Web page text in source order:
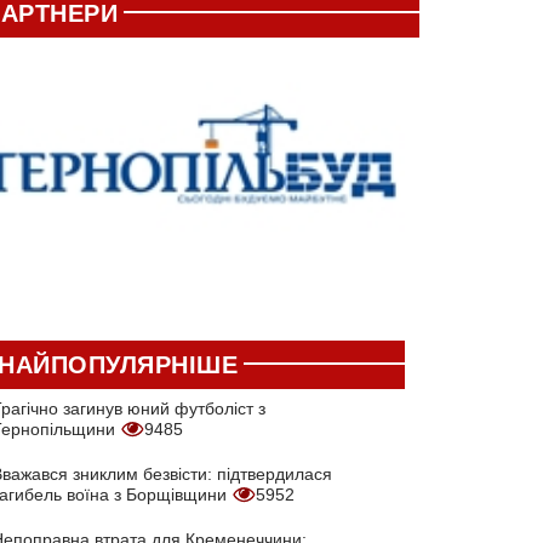
загинув юний футболіст з
9485
зниклим безвісти: підтвердилася
воїна з Борщівщини
5952